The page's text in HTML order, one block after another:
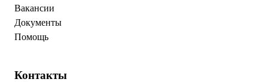
Вакансии
Документы
Помощь
Контакты